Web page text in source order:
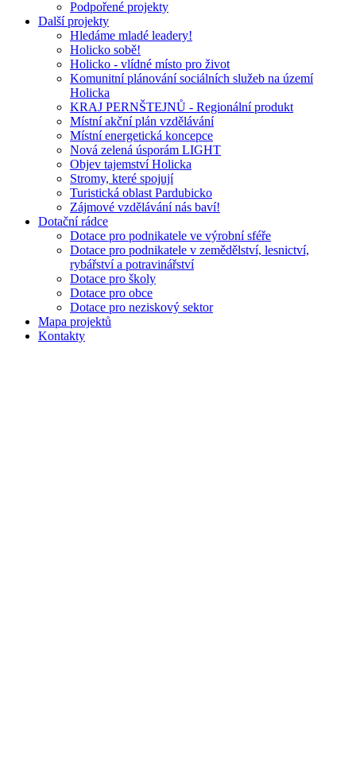
Podpořené projekty
Další projekty
Hledáme mladé leadery!
Holicko sobě!
Holicko - vlídné místo pro život
Komunitní plánování sociálních služeb na území
Holicka
KRAJ PERNŠTEJNŮ - Regionální produkt
Místní akční plán vzdělávání
Místní energetická koncepce
Nová zelená úsporám LIGHT
Objev tajemství Holicka
Stromy, které spojují
Turistická oblast Pardubicko
Zájmové vzdělávání nás baví!
Dotační rádce
Dotace pro podnikatele ve výrobní sféře
Dotace pro podnikatele v zemědělství, lesnictví,
rybářství a potravinářství
Dotace pro školy
Dotace pro obce
Dotace pro neziskový sektor
Mapa projektů
Kontakty